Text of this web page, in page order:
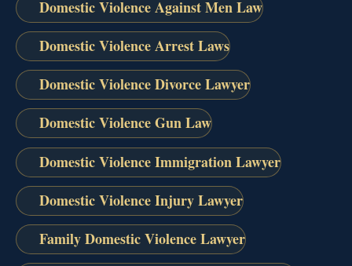
Domestic Violence Against Men Law
Domestic Violence Arrest Laws
Domestic Violence Divorce Lawyer
Domestic Violence Gun Law
Domestic Violence Immigration Lawyer
Domestic Violence Injury Lawyer
Family Domestic Violence Lawyer